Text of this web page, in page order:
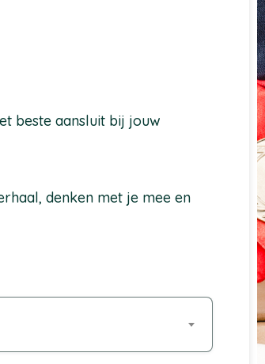
beste aansluit bij jouw
denken met je mee en